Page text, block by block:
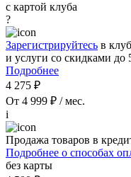
с картой клуба
?
Зарегистрируйтесь в
и услуги со скидками до
Подробнее
4 275 ₽
От 4 999 ₽ / мес.
i
Продажа товаров в
Подробнее о способах
без карты